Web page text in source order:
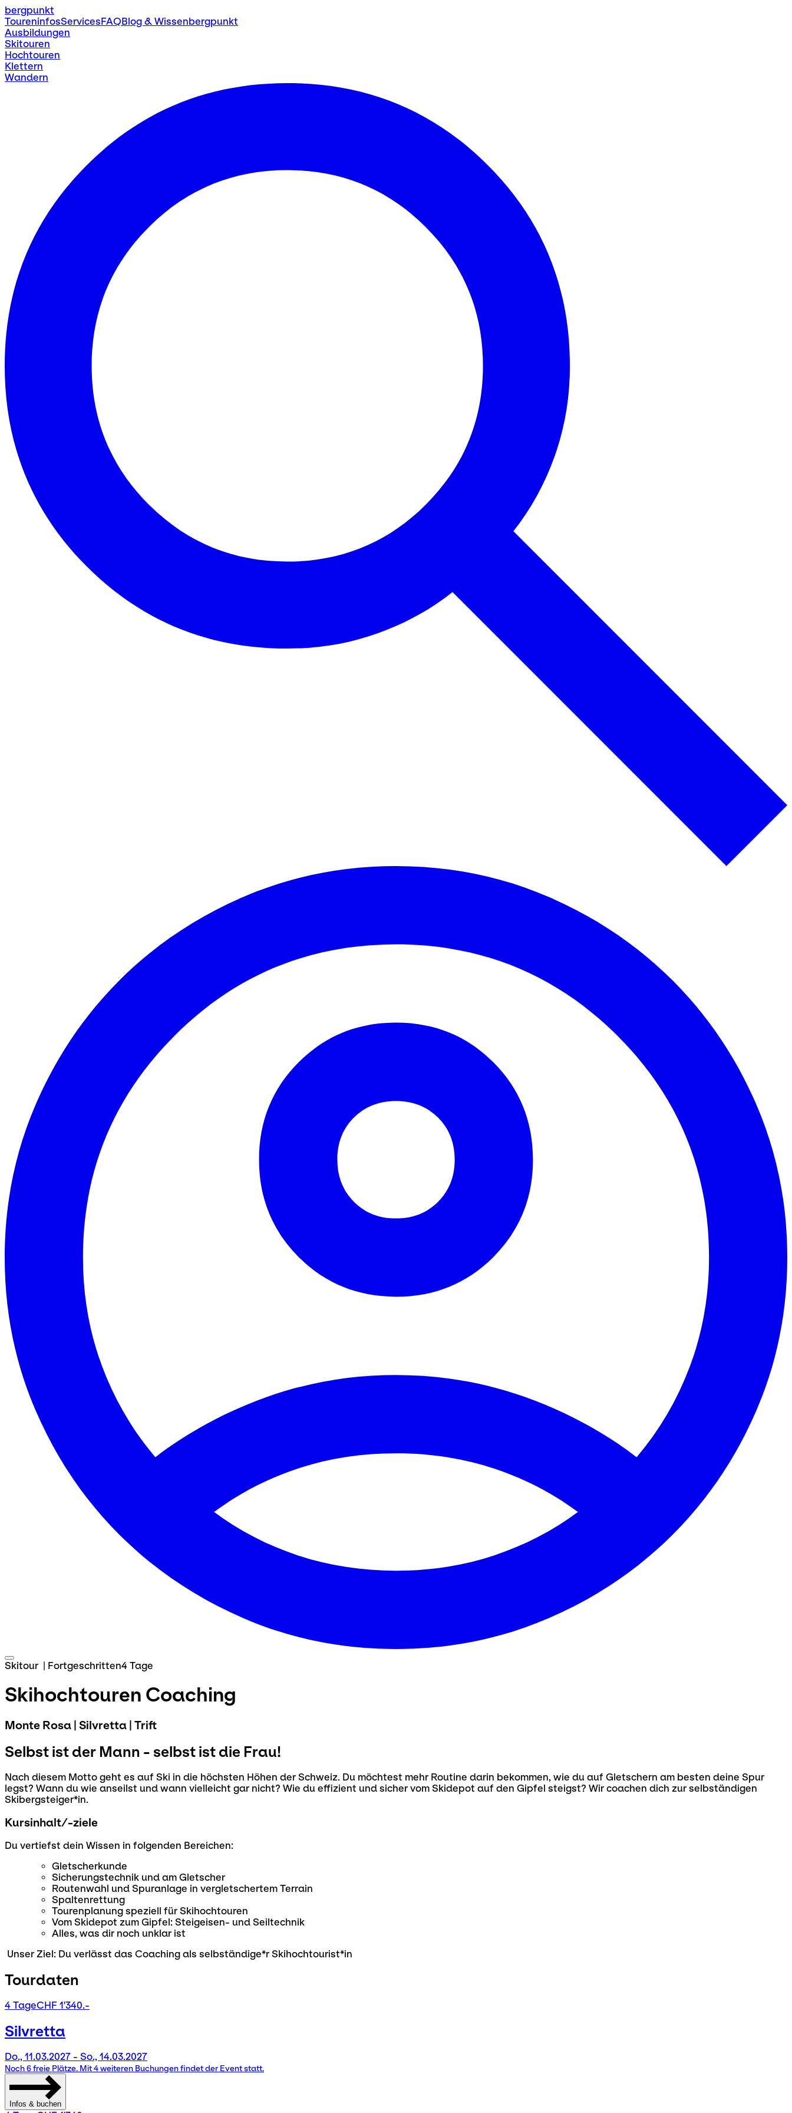
bergpunkt
ToureninfosServicesFAQBlog & Wissenbergpunkt
Ausbildungen
Skitouren
Hochtouren
Klettern
Wandern
Skitour | Fortgeschritten4 Tage
Skihochtouren Coaching
Monte Rosa | Silvretta | Trift
Selbst ist der Mann - selbst ist die Frau!
Nach diesem Motto geht es auf Ski in die höchsten Höhen der Schweiz. Du möchtest mehr Routine darin bekommen, wie du auf Gletschern am besten deine Spur
legst? Wann du wie anseilst und wann vielleicht gar nicht? Wie du effizient und sicher vom Skidepot auf den Gipfel steigst? Wir coachen dich zur selbständigen
Skibergsteiger*in.
Kursinhalt/-ziele
Du vertiefst dein Wissen in folgenden Bereichen:
Gletscherkunde
Sicherungstechnik und am Gletscher
Routenwahl und Spuranlage in vergletschertem Terrain
Spaltenrettung
Tourenplanung speziell für Skihochtouren
Vom Skidepot zum Gipfel: Steigeisen- und Seiltechnik
Alles, was dir noch unklar ist
Unser Ziel: Du verlässt das Coaching als selbständige*r Skihochtourist*in
Tourdaten
4 TageCHF 1'340.-
Silvretta
Do., 11.03.2027 - So., 14.03.2027
Noch 6 freie Plätze. Mit 4 weiteren Buchungen findet der Event statt.
Infos & buchen